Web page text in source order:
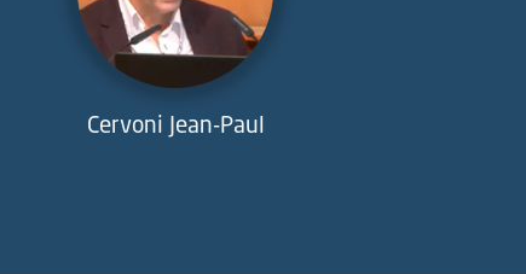
Cervoni Jean-Paul